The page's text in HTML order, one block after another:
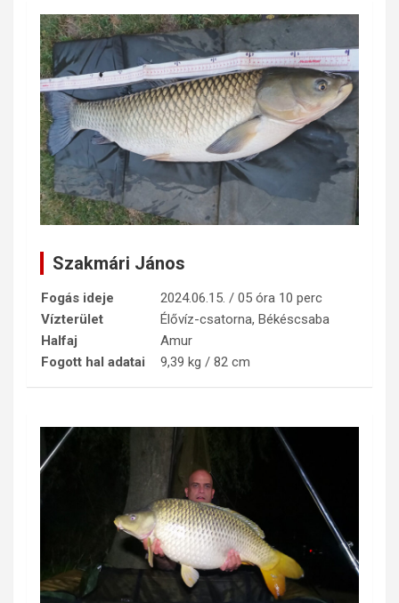
Szakmári János
Fogás ideje
2024.06.15. / 05 óra 10 perc
Vízterület
Élővíz-csatorna, Békéscsaba
Halfaj
Amur
Fogott hal adatai
9,39 kg / 82 cm